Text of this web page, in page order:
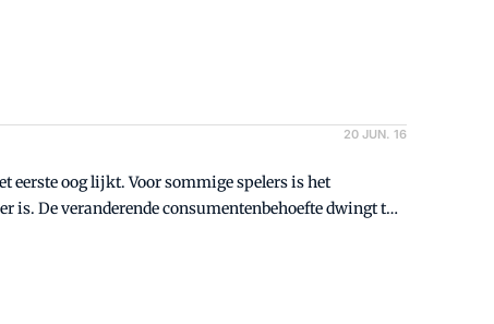
20 JUN. 16
eerste oog lijkt. Voor sommige spelers is het
is. De veranderende consumentenbehoefte dwingt tot